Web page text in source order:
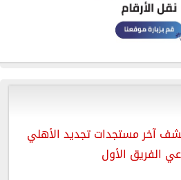
آخر مستجدات تجديد الأهلي
الفريق الأول